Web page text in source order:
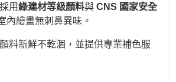
採用綠建材等級顏料與 CNS 國家安全
內繪畫無刺鼻異味。
顏料新鮮不乾涸，並提供專業補色服